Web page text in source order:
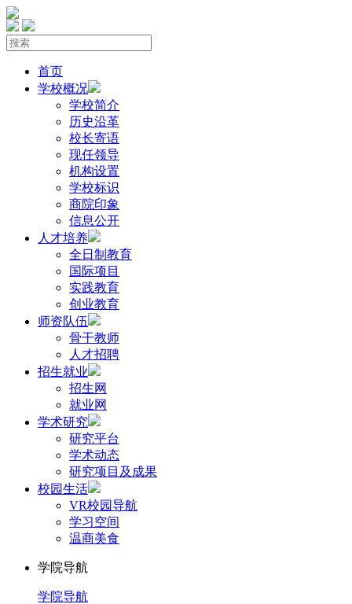
首页
学校概况
学校简介
历史沿革
校长寄语
现任领导
机构设置
学校标识
商院印象
信息公开
人才培养
全日制教育
国际项目
实践教育
创业教育
师资队伍
骨干教师
人才招聘
招生就业
招生网
就业网
学术研究
研究平台
学术动态
研究项目及成果
校园生活
VR校园导航
学习空间
温商美食
学院导航
学院导航